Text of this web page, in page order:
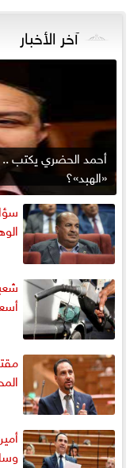
آخر الأخبار
أحمد الحضري يكتب ..
«الهبد»؟